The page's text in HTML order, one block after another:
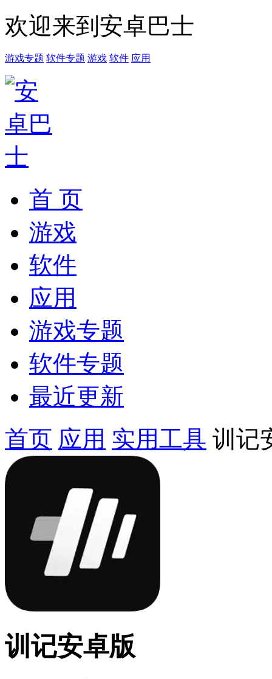
欢迎来到安卓巴士
游戏专题 软件专题 游戏 软件 应用
首 页
游戏
软件
应用
游戏专题
软件专题
最近更新
首页 应用 实用工具 训记
训记安卓版